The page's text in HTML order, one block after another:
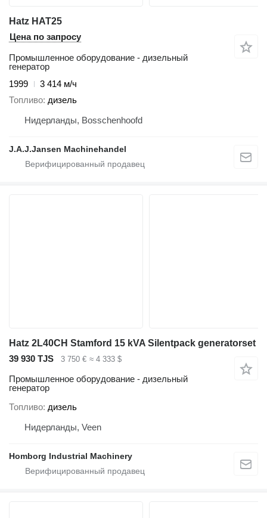
Hatz HAT25
Цена по запросу
Промышленное оборудование - дизельный
генератор
1999
3 414 м/ч
Топливо дизель
Нидерланды, Bosschenhoofd
J.A.J.Jansen Machinehandel
Hatz 2L40CH Stamford 15 kVA Silentpack generatorset
39 930 TJS
3 750 € ≈ 4 333 $
Промышленное оборудование - дизельный
генератор
Топливо дизель
Нидерланды, Veen
Homborg Industrial Machinery